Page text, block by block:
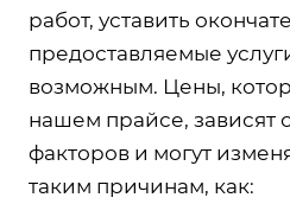
работ, уставить
предоставляемые
возможным. Цены,
нашем прайсе, зависят
факторов и могут
таким причинам, как: